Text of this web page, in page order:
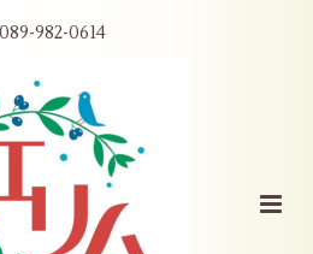
982-0614